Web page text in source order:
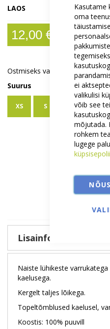
Kasutame
oma
pakkumiste
ei
valikulisi
võib see
mõjutada.
rohkem
lugege
the
gallery
LAOS
12,00 €
Ostmiseks vali:
Suurus
XS S L
Kogus
Lisa
Lisainfo
Naiste lühikeste
kaelusega.
Kergelt taljes lõikega.
Topeltõmblused kaelusel,
Koostis: 100% puuvill